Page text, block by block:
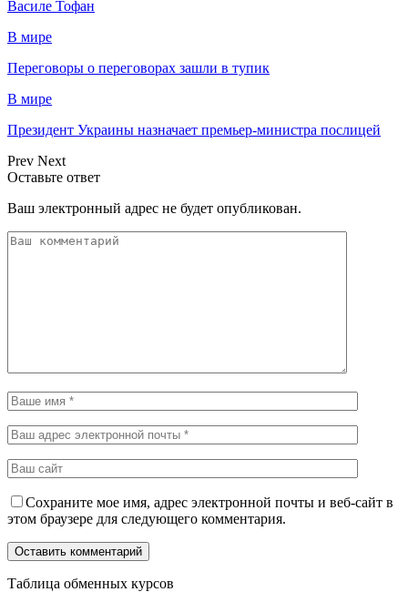
Василе Тофан
В мире
Переговоры о переговорах зашли в тупик
В мире
Президент Украины назначает премьер-министра послицей
Prev Next
Оставьте ответ
Ваш электронный адрес не будет опубликован.
Сохраните мое имя, адрес электронной почты и веб-сайт в
этом браузере для следующего комментария.
Таблица обменных курсов